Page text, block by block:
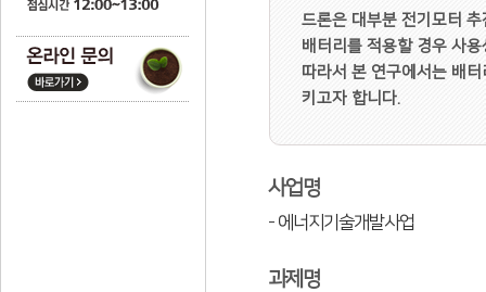
드론은 대부분 전기모터
배터리를 적용할 경우 사
따라서 본 연구에서는 배
키고자 합니다.
사업명
- 에너지기술개발사업
과제명